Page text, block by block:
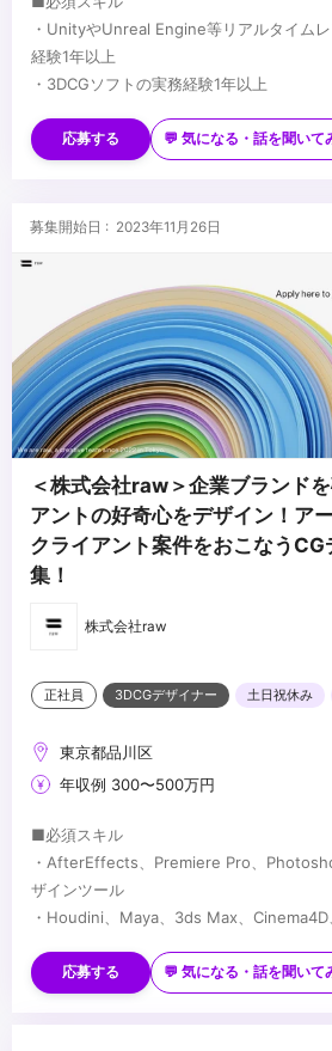
・UnityやUnreal Engine等リアルタイム
経験1年以上
・3DCGソフトの実務経験1年以上
・クリエイティブ意欲が高く、向上意欲の
・社内外のコミュニケーションを柔軟に対
応募する 💬 気になる・話を聞いて
募集開始日 : 2023年11月26日
＜株式会社raw＞企業ブランド
アントの好奇心をデザイン！ア
クライアント案件をおこなう
集！
株式会社raw
正社員 3DCGデザイナー 土日祝休み
東京都品川区
年収例 300〜500万円
■必須スキル
・AfterEffects、Premiere Pro、
ザインツール
・Houdini、Maya、3ds Max、
・クリエイティブ意欲が高く、向上意欲の
・社内外のコミュニケーションを柔軟に対
応募する 💬 気になる・話を聞いて